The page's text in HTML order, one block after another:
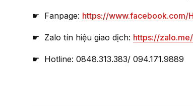
☛ Fanpage: https://www.facebook.com/
☛ Zalo tín hiệu giao dịch: https://
☛ Hotline: 0848.313.383/ 094.171.9889